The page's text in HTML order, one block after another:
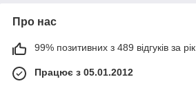
Про нас
99% позитивних з 489 відгуків за рік
Працює з 05.01.2012